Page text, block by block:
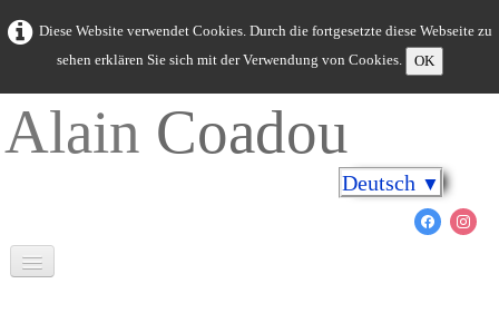
Diese Website verwendet Cookies. Durch die fortgesetzte diese Webseite zu
sehen erklären Sie sich mit der Verwendung von Cookies.
OK
Alain Coadou
Deutsch ▼